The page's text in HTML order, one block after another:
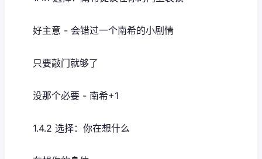
好主意 - 会错过一个南希的小剧情
只要敲门就够了
没那个必要 - 南希+1
1.4.2 选择：你在想什么